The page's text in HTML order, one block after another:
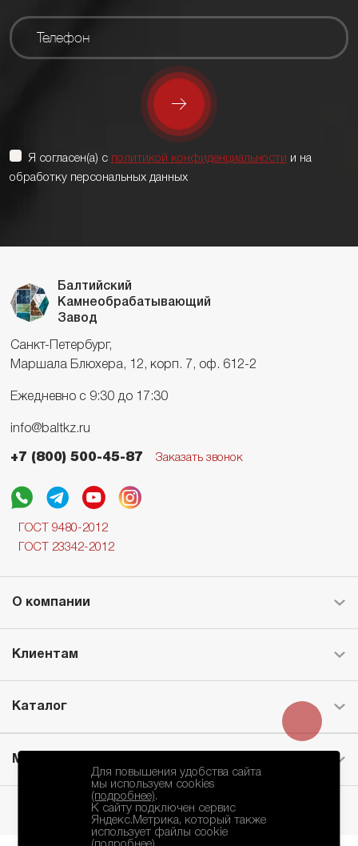
Я согласен(а) с политикой конфиденциальности и на
обработку персональных данных
Балтийский
Камнеобрабатывающий
Завод
Санкт-Петербург,
Маршала Блюхера, 12, корп. 7, оф. 612-2
Ежедневно с 9:30 до 17:30
info@baltkz.ru
+7 (800) 500-45-87 Заказать звонок
ГОСТ 9480-2012
ГОСТ 23342-2012
О компании
Клиентам
Каталог
Месторождение
Для повышения удобства сайта
мы используем cookies
(подробнее).
К сайту подключен сервис
Яндекс.Метрика, который также
использует файлы cookie